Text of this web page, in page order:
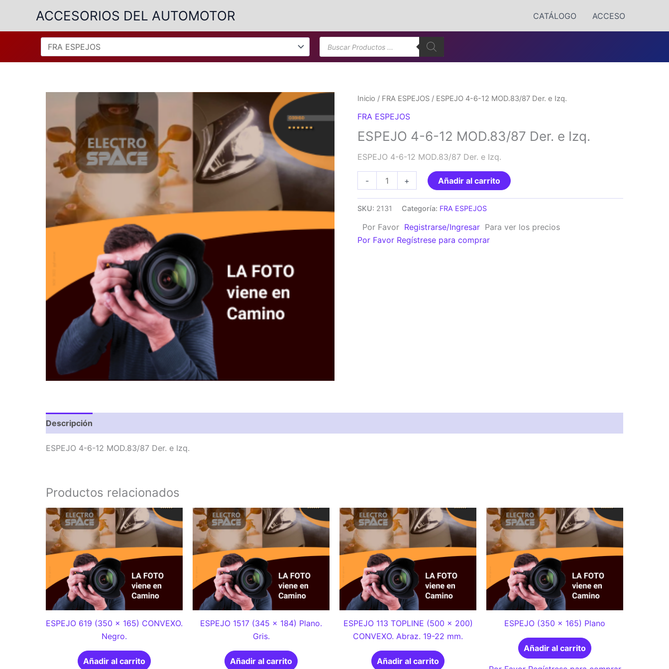
contenido
ACCESORIOS DEL AUTOMOTOR CATÁLOGO ACCESO
Búsqueda
de
productos
Inicio / FRA ESPEJOS / ESPEJO 4-6-12 MOD.83/87 Der. e Izq.
FRA ESPEJOS
ESPEJO 4-6-12 MOD.83/87 Der. e Izq.
ESPEJO 4-6-12 MOD.83/87 Der. e Izq.
-
ESPEJO
4-
MOD.83/87
Der.
+ Añadir al carrito
SKU: 2131 Categoría: FRA ESPEJOS
Por Favor Registrarse/Ingresar Para ver los precios
Por Favor Regístrese para comprar
Descripción
ESPEJO 4-6-12 MOD.83/87 Der. e Izq.
Productos relacionados
ESPEJO 619 (350 x 165) CONVEXO.
Negro.
Añadir al carrito
ESPEJO 1517 (345 x 184) Plano.
Gris.
Añadir al carrito
ESPEJO 113 TOPLINE (500 x 200)
CONVEXO. Abraz. 19-22 mm.
Añadir al carrito
ESPEJO (350 x 165) Plano
Añadir al carrito